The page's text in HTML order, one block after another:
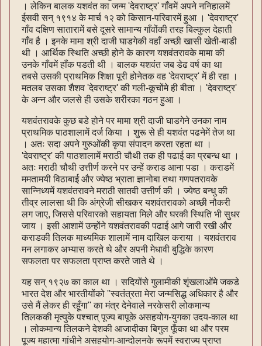
। लेकिन बालक यशवंत का जन्म 'देवराष्ट्र' गाँवमें अपने ननिहालमें
ईसवी सन् १९१४ के मार्च १२ को किसान-परिवारमें हुआ । 'देवराष्ट्र'
गाँव दक्षिण सातारामें बसे दूसरे सामान्य गाँवोंकी तरह बिल्कुल देहाती
गाँव है । इनके मामा श्री दाजी घाडगेकी वहाँ अच्छी खासी खेती-बाडी
थी । आर्थिक स्थिति अच्छी होने के कारण यशवंतरावके मामा की
उनके गाँवमें हाँक पडती थी । बालक यशवंत जब डेढ वर्ष का था
तबसे उसकी प्राथमिक शिक्षा पूरी होनेतक वह 'देवराष्ट्र' में ही रहा ।
मतलब उसका शैशव 'देवराष्ट्र' की गली-कूचोंमे ही बीता । 'देवराष्ट्र'
के अन्न और जलसे ही उसके शरीरका गठन हुआ ।
यशवंतरावके कुछ बडे होने पर मामा श्री दाजी घाडगेने उनका नाम
प्राथमिक पाठशालामें दर्ज किया । शुरू से ही यशवंत पढनेमें तेज था
। अतः सदा अपने गुरुओंकी कृपा संपादन करता रहता था ।
'देवराष्ट्र' की पाठशालामें मराठी चौथी तक ही पढाई का प्रबन्ध था ।
अतः मराठी चौथी उत्तीर्ण करने पर उन्हें कराड आना पडा । कराडमें
ममतामयी विठाबाई और ज्येष्ठ भ्राता ज्ञानोबा तथा गणपतरावके
सान्निध्यमें यशवंतरावने मराठी सातवी उत्तीर्ण की । ज्येष्ठ बन्धु की
तीव्र लालसा थी कि अंग्रेजी सीखकर यशवंतरावको अच्छी नौकरी
लग जाए, जिससे परिवारको सहायता मिले और घरकी स्थिति भी सुधर
जाय । इसी आशामें उन्होंने यशवंतरावकी पढाई आगे जारी रखी और
कराडकी तिलक माध्यमिक शालामें नाम दाखिल कराया । यशवंतराव
मन लगाकर अभ्यास करते थे और अपनी मेधावी बुद्धिके कारण
सफलता पर सफलता प्राप्‍त करते जाते थे ।
यह सन् १९२७ का काल था । सदियोंसे गुलामीकी शृंखलाओंमे जकडे
भारत देश और भारतीयोंको ''स्वतंत्रता मेरा जन्मसिद्ध अधिकार है और
उसे मैं लेकर ही रहूँगा'' का मंत्र देनेवाले नरकेसरी लोकमान्य
तिलककी मृत्युके पश्चात् पूज्य बापूके असहयोग-युगका उदय-काल था
। लोकमान्य तिलकने देशकी आजादीका बिगुल फूँका था और परम
पूज्य महात्मा गांधीने असहयोग-आन्दोलनके रूपमें स्वराज्य प्राप्‍त